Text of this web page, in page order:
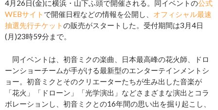
4月26日(金)に横浜・山下ふ頭で開催される。同イベントの公式
WEBサイト で開催日程などの情報を公開し、 オフィシャル最速
抽選先行チケットの販売がスタートした。受付期間は3月4日
(月)23時59分まで。
同イベントは、初音ミクの楽曲、日本最高峰の花火師、ドロ
ーンショーチームが手がける最新型のエンターテインメントシ
ョー。初音ミクとそのクリエーターたちが生み出した音楽が
「花火」「ドローン」「光学演出」などさまざまな演出とコラ
ボレーションし、初音ミクとの16年間の思い出を掘り起こし、